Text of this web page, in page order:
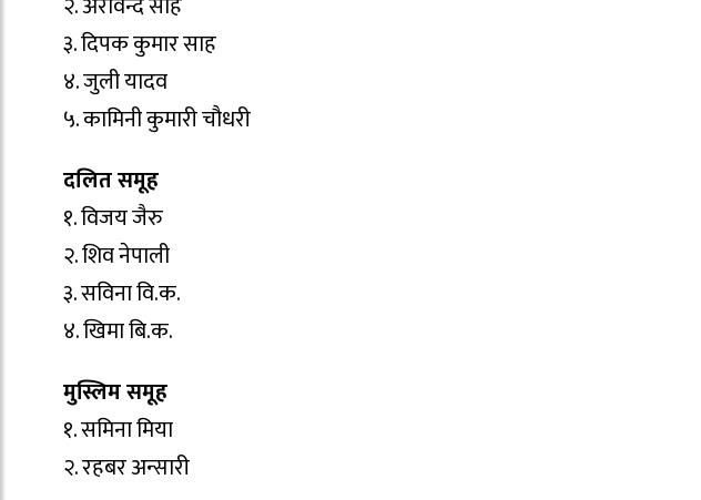
३. दिपक कुमार साह
४. जुली यादव
५. कामिनी कुमारी चौधरी
दलित समूह
१. विजय जैरु
२. शिव नेपाली
३. सविना वि.क.
४. खिमा बि.क.
मुस्लिम समूह
१. समिना मिया
२. रहबर अन्सारी